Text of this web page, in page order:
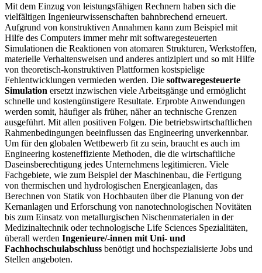
Mit dem Einzug von leistungsfähigen Rechnern haben sich die
vielfältigen Ingenieurwissenschaften bahnbrechend erneuert.
Aufgrund von konstruktiven Annahmen kann zum Beispiel mit
Hilfe des Computers immer mehr mit softwaregesteuerten
Simulationen die Reaktionen von atomaren Strukturen, Werkstoffen,
materielle Verhaltensweisen und anderes antizipiert und so mit Hilfe
von theoretisch-konstruktiven Plattformen kostspielige
Fehlentwicklungen vermieden werden. Die softwaregesteuerte
Simulation ersetzt inzwischen viele Arbeitsgänge und ermöglicht
schnelle und kostengünstigere Resultate. Erprobte Anwendungen
werden somit, häufiger als früher, näher an technische Grenzen
ausgeführt. Mit allen positiven Folgen. Die betriebswirtschaftlichen
Rahmenbedingungen beeinflussen das Engineering unverkennbar.
Um für den globalen Wettbewerb fit zu sein, braucht es auch im
Engineering kosteneffiziente Methoden, die die wirtschaftliche
Daseinsberechtigung jedes Unternehmens legitimieren. Viele
Fachgebiete, wie zum Beispiel der Maschinenbau, die Fertigung
von thermischen und hydrologischen Energieanlagen, das
Berechnen von Statik von Hochbauten über die Planung von der
Kernanlagen und Erforschung von nanotechnologischen Novitäten
bis zum Einsatz von metallurgischen Nischenmaterialen in der
Medizinaltechnik oder technologische Life Sciences Spezialitäten,
überall werden Ingenieure/-innen mit Uni- und
Fachhochschulabschluss benötigt und hochspezialisierte Jobs und
Stellen angeboten.